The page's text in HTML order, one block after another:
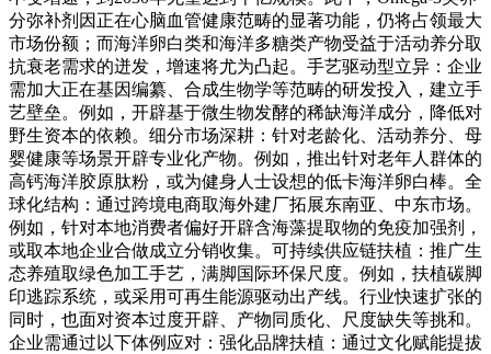
分弥补剂因正在心脑血管健康范畴的显著功能，仍将占领最大
市场份额；而海洋卵白类和海洋多糖类产物受益于活动养分取
抗衰老需求的迸发，增速将尤为凸起。手艺驱动型立异：企业
需加大正在基因编纂、合成生物学等范畴的研发投入，建立手
艺壁垒。例如，开辟基于微生物发酵的稀缺海洋成分，降低对
野生资本的依赖。细分市场深耕：针对老龄化、活动养分、母
婴健康等场景开辟专业化产物。例如，推出针对老年人群体的
高钙海洋胶原肽粉，或为健身人士设想的低卡海洋卵白棒。全
球化结构：通过跨境电商取海外建厂拓展东南亚、中东市场。
例如，针对本地消费者偏好开辟含海藻提取物的免疫加强剂，
或取本地企业合做成立分销收集。可持续供应链扶植：推广生
态养殖取绿色加工手艺，满脚国际环保尺度。例如，扶植碳脚
印逃踪系统，或采用可再生能源驱动出产线。行业快速扩张的
同时，也面对资本过度开辟、产物同质化、尺度缺失等挑和。
企业需通过以下体例应对：强化品牌扶植：通过文化赋能提拔